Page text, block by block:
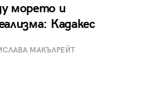
морето и
Кадакес
МАКЪЛРЕЙТ